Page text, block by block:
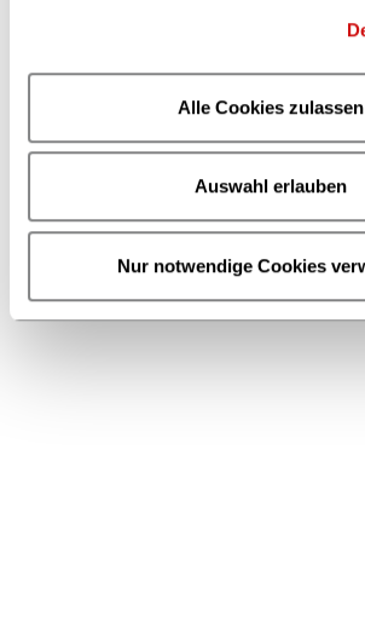
Alle Cookies zulassen
Auswahl erlauben
Nur notwendige Cookies
Gemeinsam für die Buchbranche
Jobs in der